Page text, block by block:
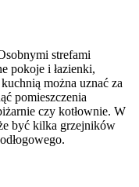
strefami
pokoje i łazienki,
można uznać za
pomieszczenia
czy kotłownie. W
być kilka grzejników